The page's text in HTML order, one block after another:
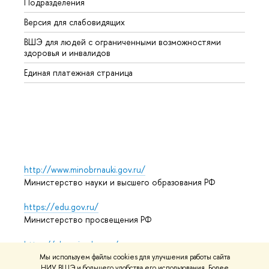
Мы используем файлы cookies для улучшения работы сайта
Версия для слабовидящих
ВШЭ для людей с ограниченными возможностями
здоровья и инвалидов
Единая платежная страница
http://www.minobrnauki.gov.ru/
Министерство науки и высшего образования РФ
https://edu.gov.ru/
Министерство просвещения РФ
https://elearning.hse.ru/mooc
Массовые открытые онлайн-курсы